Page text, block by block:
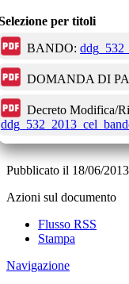
per titoli
BANDO:
DOMANDA DI
Decreto Modifica/
Pubblicato il 18/06/2013
Azioni sul documento
Flusso RSS
Stampa
Navigazione